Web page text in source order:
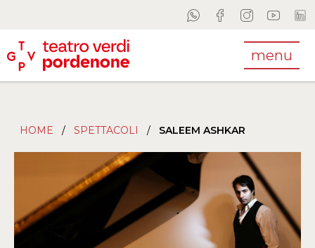
menu
HOME / SPETTACOLI / SALEEM ASHKAR